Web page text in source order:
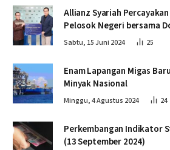
Allianz Syariah
Pelosok Negeri bersama
Sabtu, 15 Juni 2024 25
Enam Lapangan Migas
Minyak Nasional
Minggu, 4 Agustus 2024 24
Perkembangan Indikator
(13 September 2024)